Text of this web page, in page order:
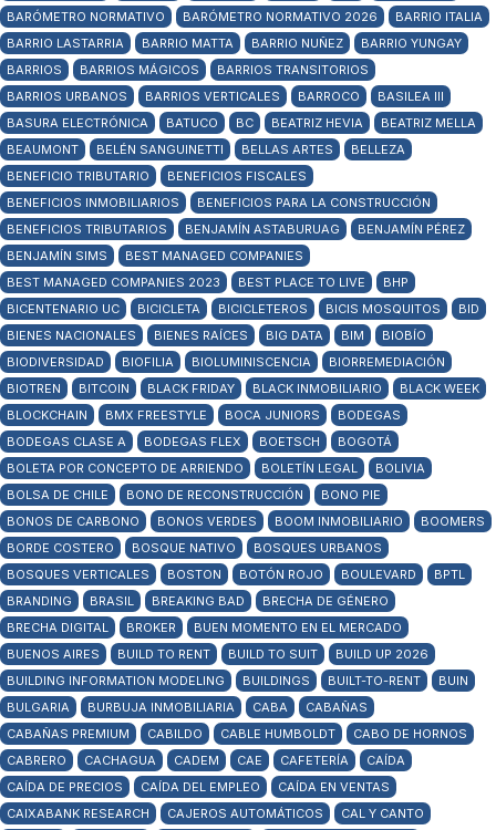
BARÓMETRO NORMATIVO
BARÓMETRO NORMATIVO 2026
BARRIO ITALIA
BARRIO LASTARRIA
BARRIO MATTA BARRIO NUÑEZ
BARRIO YUNGAY
BARRIOS
BARRIOS MÁGICOS
BARRIOS TRANSITORIOS
BARRIOS URBANOS
BARRIOS VERTICALES BARROCO
BASILEA III
BASURA ELECTRÓNICA
BATUCO BC BEATRIZ HEVIA
BEATRIZ MELLA
BEAUMONT
BELÉN SANGUINETTI BELLAS ARTES
BELLEZA
BENEFICIO TRIBUTARIO
BENEFICIOS FISCALES
BENEFICIOS INMOBILIARIOS
BENEFICIOS PARA LA CONSTRUCCIÓN
BENEFICIOS TRIBUTARIOS
BENJAMÍN ASTABURUAG
BENJAMÍN PÉREZ
BENJAMÍN SIMS
BEST MANAGED COMPANIES
BEST MANAGED COMPANIES 2023
BEST PLACE TO LIVE
BHP
BICENTENARIO UC
BICICLETA BICICLETEROS BICIS MOSQUITOS
BID
BIENES NACIONALES
BIENES RAÍCES BIG DATA BIM
BIOBÍO
BIODIVERSIDAD
BIOFILIA BIOLUMINISCENCIA
BIORREMEDIACIÓN
BIOTREN
BITCOIN BLACK FRIDAY BLACK INMOBILIARIO
BLACK WEEK
BLOCKCHAIN
BMX FREESTYLE BOCA JUNIORS
BODEGAS
BODEGAS CLASE A
BODEGAS FLEX BOETSCH
BOGOTÁ
BOLETA POR CONCEPTO DE ARRIENDO
BOLETÍN LEGAL
BOLIVIA
BOLSA DE CHILE
BONO DE RECONSTRUCCIÓN
BONO PIE
BONOS DE CARBONO
BONOS VERDES BOOM INMOBILIARIO
BOOMERS
BORDE COSTERO
BOSQUE NATIVO
BOSQUES URBANOS
BOSQUES VERTICALES
BOSTON BOTÓN ROJO BOULEVARD
BPTL
BRANDING
BRASIL BREAKING BAD
BRECHA DE GÉNERO
BRECHA DIGITAL
BROKER
BUEN MOMENTO EN EL MERCADO
BUENOS AIRES
BUILD TO RENT BUILD TO SUIT
BUILD UP 2026
BUILDING INFORMATION MODELING
BUILDINGS BUILT-TO-RENT
BUIN
BULGARIA
BURBUJA INMOBILIARIA CABA
CABAÑAS
CABAÑAS PREMIUM
CABILDO CABLE HUMBOLDT
CABO DE HORNOS
CABRERO
CACHAGUA CADEM CAE CAFETERÍA
CAÍDA
CAÍDA DE PRECIOS
CAÍDA DEL EMPLEO
CAÍDA EN VENTAS
CAIXABANK RESEARCH
CAJEROS AUTOMÁTICOS
CAL Y CANTO